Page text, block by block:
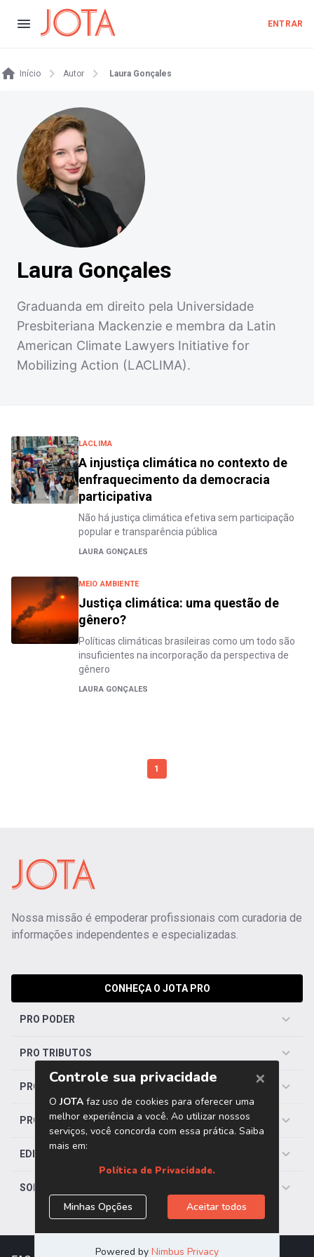
ENTRAR
Início Autor Laura Gonçales
Laura Gonçales
Graduanda em direito pela Universidade
Presbiteriana Mackenzie e membra da Latin
American Climate Lawyers Initiative for
Mobilizing Action (LACLIMA).
LACLIMA
A injustiça climática no contexto de
enfraquecimento da democracia
participativa
Não há justiça climática efetiva sem participação
popular e transparência pública
LAURA GONÇALES
MEIO AMBIENTE
Justiça climática: uma questão de
gênero?
Políticas climáticas brasileiras como um todo são
insuficientes na incorporação da perspectiva de
gênero
LAURA GONÇALES
1
Nossa missão é empoderar profissionais com curadoria de
informações independentes e especializadas.
CONHEÇA O JOTA PRO
PRO PODER
PRO TRIBUTOS
PRO TRABALHISTA
PRO SAÚDE
EDITORIAS
SOBRE O JOTA